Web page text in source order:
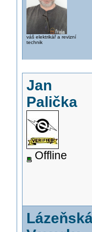
váš elektrikář a revizní
technik
Jan
Palička
Offline